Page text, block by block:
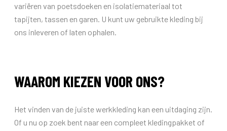
variëren van poetsdoeken en isolatiemateriaal tot
tapijten, tassen en garen. U kunt uw gebruikte kleding bij
ons inleveren of laten ophalen.
WAAROM KIEZEN VOOR ONS?
Het vinden van de juiste werkkleding kan een uitdaging zijn.
Of u nu op zoek bent naar een compleet kledingpakket of